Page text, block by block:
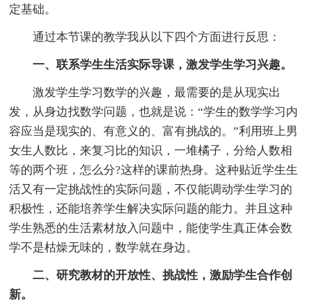
定基础。
通过本节课的教学我从以下四个方面进行反思：
一、联系学生生活实际导课，激发学生学习兴趣。
激发学生学习数学的兴趣，最需要的是从现实出
发，从身边找数学问题，也就是说：“学生的数学学习内
容应当是现实的、有意义的、富有挑战的。”利用班上男
女生人数比，来复习比的知识，一堆橘子，分给人数相
等的两个班，怎么分?这样的课前热身。这种贴近学生生
活又有一定挑战性的实际问题，不仅能调动学生学习的
积极性，还能培养学生解决实际问题的能力。并且这种
学生熟悉的生活素材放入问题中，能使学生真正体会数
学不是枯燥无味的，数学就在身边。
二、研究教材的开放性、挑战性，激励学生合作创
新。